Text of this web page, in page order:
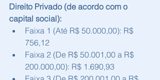
Direito Privado (de acordo com o
capital social):
Faixa 1 (Até R$ 50.000,00): R$
756,12
Faixa 2 (De R$ 50.001,00 a R$
200.000,00): R$ 1.690,93